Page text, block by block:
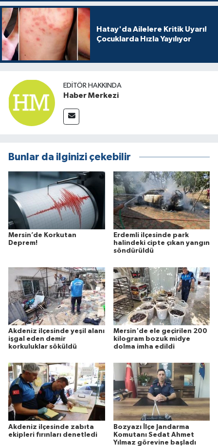
Hatay'da Ailelere Kritik Uyarı!
Çocuklarda Hızla Yayılıyor
EDITÖR HAKKINDA
Haber Merkezi
Bunlar da ilginizi çekebilir
Mersin’de Korkutan
Deprem!
Erdemli ilçesinde park
halindeki cipte çıkan yangın
söndürüldü
Akdeniz ilçesinde yeşil alanı
işgal eden demir
korkuluklar söküldü
Mersin'de ele geçirilen 200
kilogram bozuk midye
dolma imha edildi
Akdeniz ilçesinde zabıta
ekipleri fırınları denetledi
Bozyazı İlçe Jandarma
Komutanı Sedat Ahmet
Yılmaz görevine başladı